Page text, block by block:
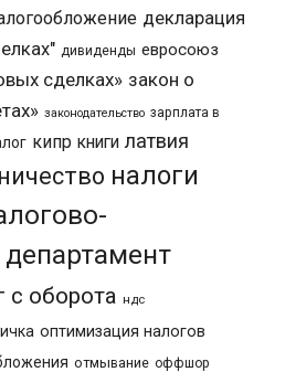
декларация
дивиденды евросоюз
сделках» закон о
законодательство зарплата в
кипр книги латвия
налоги
с оборота ндс
оптимизация налогов
отмывание оффшор